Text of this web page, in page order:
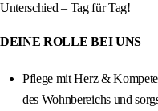
Unterschied – Tag für Tag!
DEINE ROLLE BEI UNS
Pflege mit Herz &
des Wohnbereichs und